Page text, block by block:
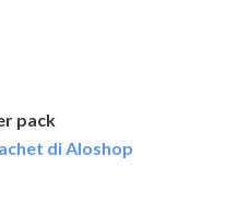
pack
di Aloshop